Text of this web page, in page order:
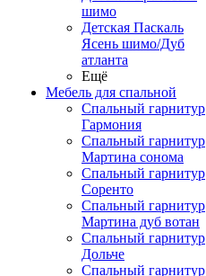
шимо
Детская Паскаль
Ясень шимо/Дуб
атланта
Ещё
Мебель для спальной
Спальный гарнитур
Гармония
Спальный гарнитур
Мартина сонома
Спальный гарнитур
Соренто
Спальный гарнитур
Мартина дуб вотан
Спальный гарнитур
Дольче
Спальный гарнитур